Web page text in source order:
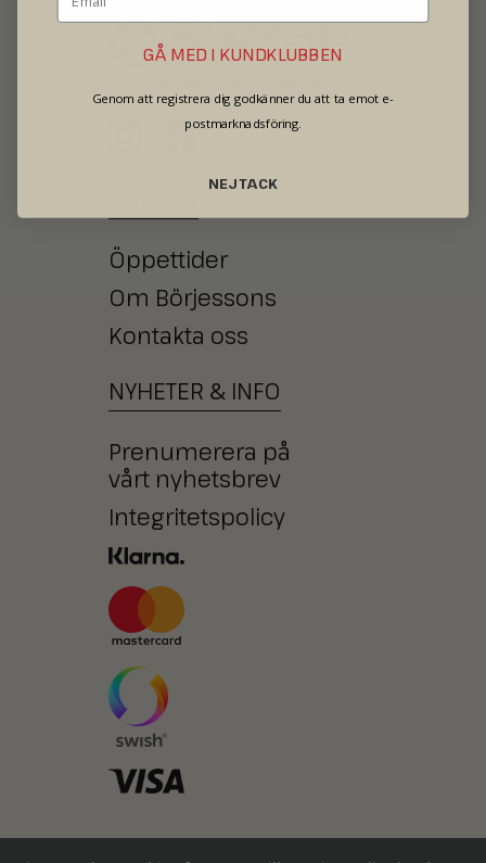
Öppettider
Om Börjessons
Kontakta oss
NYHETER & INFO
Prenumerera på
vårt nyhetsbrev
Integritetspolicy
GÅ MED I KUNDKLUBBEN
Genom att registrera dig godkänner du att ta emot e-
postmarknadsföring.
NEJ TACK